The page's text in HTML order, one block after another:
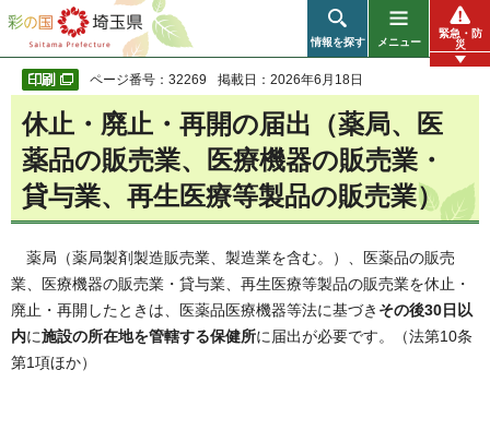
彩の国 埼玉県
情報を探す メニュー
緊急・防
災
ページ番号：32269 掲載日：2026年6月18日
休止・廃止・再開の届出（薬局、医
薬品の販売業、医療機器の販売業・
貸与業、再生医療等製品の販売業）
薬局（薬局製剤製造販売業、製造業を含む。）、医薬品の販売
業、医療機器の販売業・貸与業、再生医療等製品の販売業を休止・
廃止・再開したときは、医薬品医療機器等法に基づき その後30日以
内に施設の所在地を管轄する保健所に届出が必要です。（法第10条
第1項ほか）